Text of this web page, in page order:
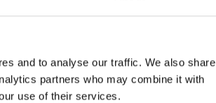
and to analyse our traffic. We also share
partners who may combine it with
use of their services.